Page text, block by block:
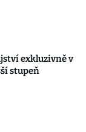
exkluzivně v
stupeň